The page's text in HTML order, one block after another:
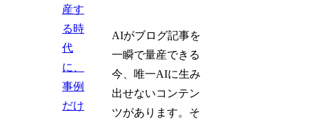
AIがブログ記事を
一瞬で量産できる
今、唯一AIに生み
出せないコンテン
ツがあります。そ